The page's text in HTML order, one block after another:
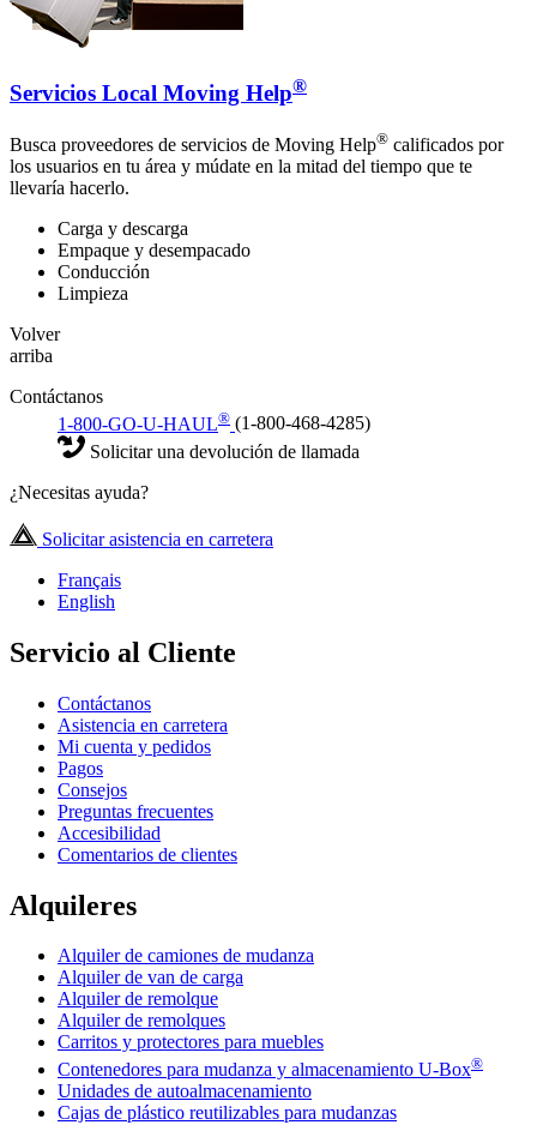
Servicios Local Moving Help®
Busca proveedores de servicios de Moving Help® calificados por
los usuarios en tu área y múdate en la mitad del tiempo que te
llevaría hacerlo.
Carga y descarga
Empaque y desempacado
Conducción
Limpieza
Volver
arriba
Contáctanos
1-800-GO-U-HAUL® (1-800-468-4285)
Solicitar una devolución de llamada
¿Necesitas ayuda?
Solicitar asistencia en carretera
Français
English
Servicio al Cliente
Contáctanos
Asistencia en carretera
Mi cuenta y pedidos
Pagos
Consejos
Preguntas frecuentes
Accesibilidad
Comentarios de clientes
Alquileres
Alquiler de camiones de mudanza
Alquiler de van de carga
Alquiler de remolque
Alquiler de remolques
Carritos y protectores para muebles
Contenedores para mudanza y almacenamiento U-Box®
Unidades de autoalmacenamiento
Cajas de plástico reutilizables para mudanzas